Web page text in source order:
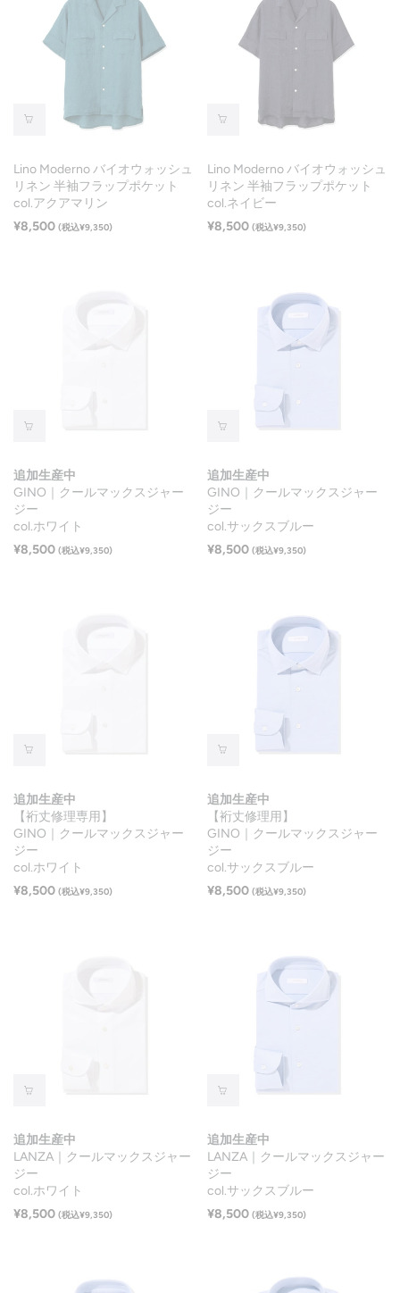
Lino Moderno バイオウォッシュ
リネン 半袖フラップポケット
col.アクアマリン
¥8,500 (税込¥9,350)
Lino Moderno バイオウォッシュ
リネン 半袖フラップポケット
col.ネイビー
¥8,500 (税込¥9,350)
追加生産中
GINO｜クールマックスジャー
ジー
col.ホワイト
¥8,500 (税込¥9,350)
追加生産中
GINO｜クールマックスジャー
ジー
col.サックスブルー
¥8,500 (税込¥9,350)
追加生産中
【裄丈修理専用】
GINO｜クールマックスジャー
ジー
col.ホワイト
¥8,500 (税込¥9,350)
追加生産中
【裄丈修理用】
GINO｜クールマックスジャー
ジー
col.サックスブルー
¥8,500 (税込¥9,350)
追加生産中
LANZA｜クールマックスジャー
ジー
col.ホワイト
¥8,500 (税込¥9,350)
追加生産中
LANZA｜クールマックスジャー
ジー
col.サックスブルー
¥8,500 (税込¥9,350)